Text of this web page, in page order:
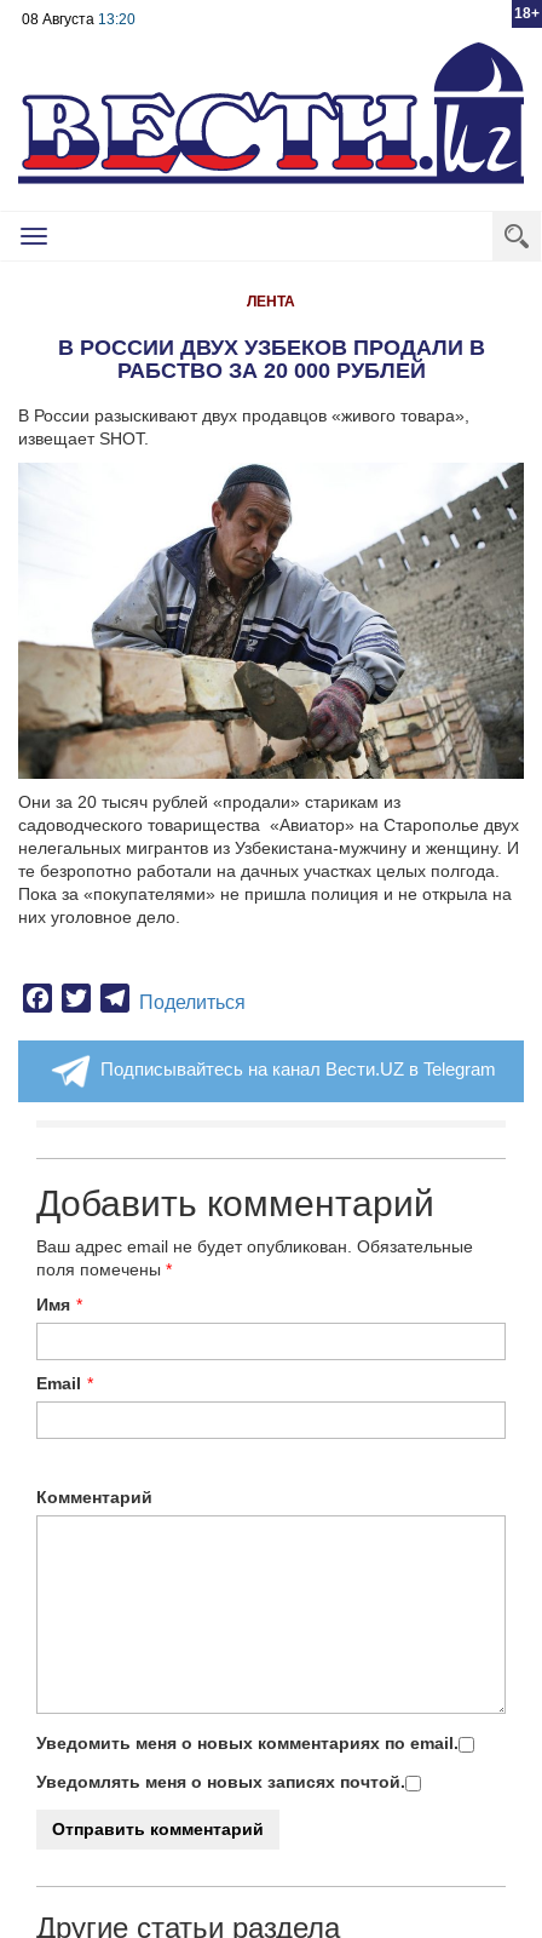
18+
08 Августа 13:20
Toggle
ЛЕНТА
В РОССИИ ДВУХ УЗБЕКОВ ПРОДАЛИ В
РАБСТВО ЗА 20 000 РУБЛЕЙ
В России разыскивают двух продавцов «живого товара»,
извещает SHOT.
Они за 20 тысяч рублей «продали» старикам из
садоводческого товарищества «Авиатор» на Старополье двух
нелегальных мигрантов из Узбекистана-мужчину и женщину. И
те безропотно работали на дачных участках целых полгода.
Пока за «покупателями» не пришла полиция и не открыла на
них уголовное дело.
Facebook
TwitterTelegram
Поделиться
Подписывайтесь на канал Вести.UZ в Telegram
Добавить комментарий
Ваш адрес email не будет опубликован. Обязательные
поля помечены *
Имя *
Email *
Комментарий
Уведомить меня о новых комментариях по email.
Уведомлять меня о новых записях почтой.
Другие статьи раздела